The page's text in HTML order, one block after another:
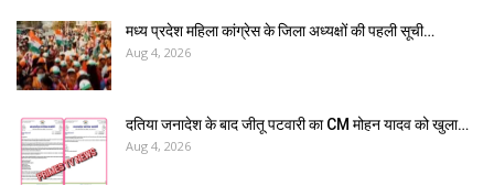
मध्य प्रदेश महिला कांग्रेस के जिला अध्यक्षों की पहली सूची…
Aug 4, 2026
दतिया जनादेश के बाद जीतू पटवारी का CM मोहन यादव को खुला…
Aug 4, 2026